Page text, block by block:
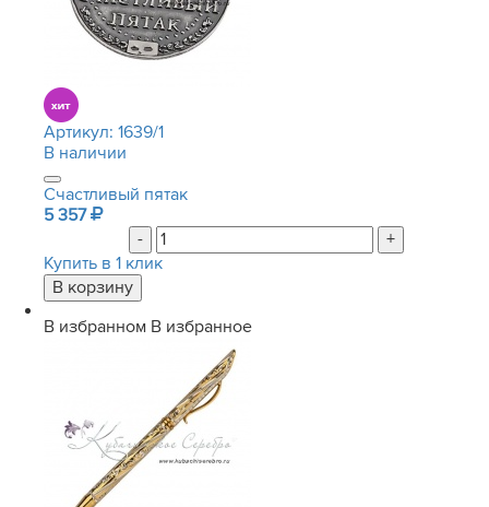
Артикул: 1639/1
В наличии
Счастливый пятак
5 357
-
+
Купить в 1 клик
В избранном В избранное